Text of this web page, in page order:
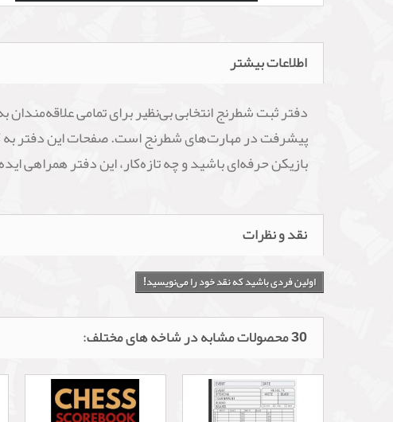
اطلاعات بیشتر
دفتر ثبت شطرنج انتخابی بی‌نظیر برای تمامی
پیشرفت در مهارت‌های شطرنج است. صفحات این دفتر به
بازیکن حرفه‌ای باشید و چه تازه‌کار، این دفتر همراهی
نقد و نظرات
اولین فردی باشید که نقد خود را می‌نویسید!
30 محصولات مشابه در شاخه های مختلف: